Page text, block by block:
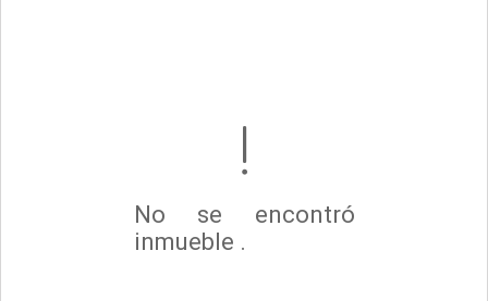
No se encontró
inmueble .